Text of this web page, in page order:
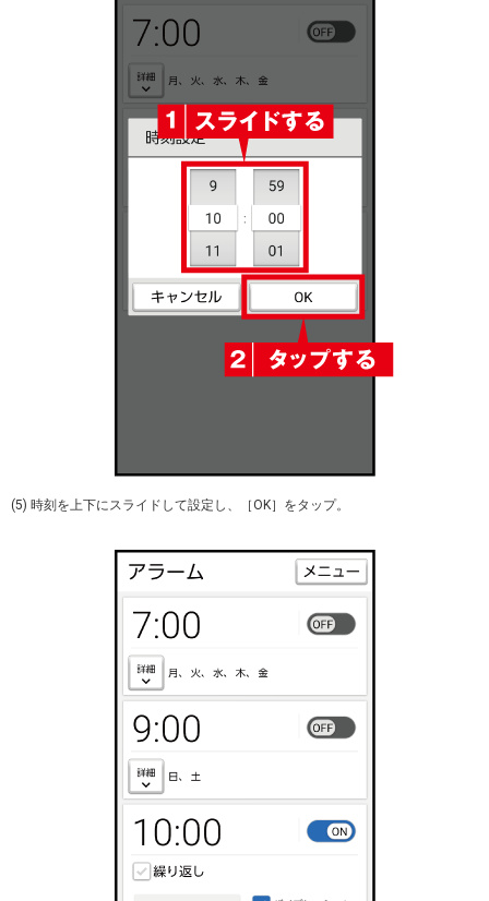
(5) 時刻を上下にスライドして設定し、［OK］をタップ。